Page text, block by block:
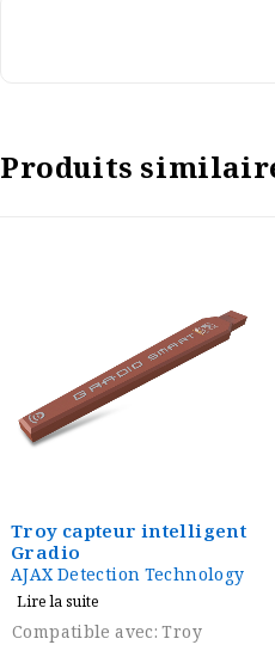
Produits
Troy capteur intelligent
Gradio
AJAX Detection Technology
Lire la suite
Compatible avec: Troy